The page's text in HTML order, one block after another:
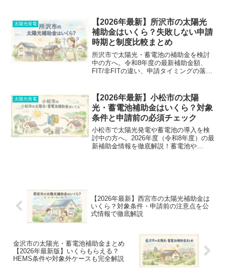
者の手口まで、後悔しないための手順を
わかりやすく解説します。
太陽光発電
【2026年最新】所沢市の太陽光
補助金はいくら？失敗しない申請
時期と制度比較まとめ
所沢市で太陽光・蓄電池の補助金を検討
中の方へ。令和8年度の最新補助金額、
FIT/非FITの違い、申請タイミングの落と
すべきポイントも網羅しています。申請
漏れで損しないための完全ガイド！
太陽光発電
【2026年最新】小松市の太陽
光・蓄電池補助金はいくら？対象
条件と申請前の必須チェック
小松市で太陽光発電や蓄電池の導入を検
討中の方へ。2026年度（令和8年度）の最
新補助金情報を徹底解説！蓄電池や
【2026年最新】西宮市の太陽光補助金は
いくら？対象条件・申請前の注意点を公
式情報で徹底解説
金沢市の太陽光・蓄電池補助金まとめ
【2026年最新版】いくらもらえる？
HEMS条件や対象外ケースも完全解説